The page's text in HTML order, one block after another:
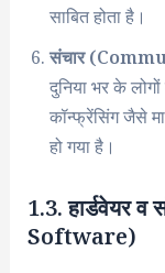
साबित होता है।
संचार
दुनिया भर के
कॉन्फ्रेंसिंग जैसे
हो गया है।
1.3. हार्डवेयर
Software)